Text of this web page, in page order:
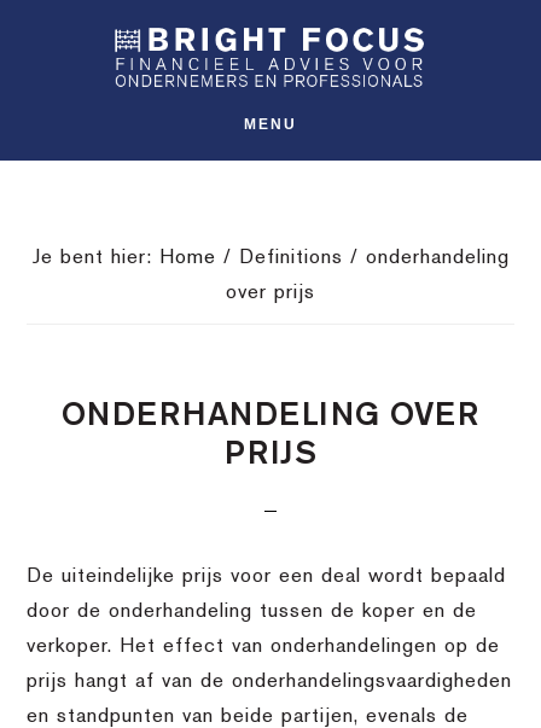
inhoud
MENU
Je bent hier: Home / Definitions / onderhandeling
over prijs
ONDERHANDELING OVER
PRIJS
De uiteindelijke prijs voor een deal wordt bepaald
door de onderhandeling tussen de koper en de
verkoper. Het effect van onderhandelingen op de
prijs hangt af van de onderhandelingsvaardigheden
en standpunten van beide partijen, evenals de